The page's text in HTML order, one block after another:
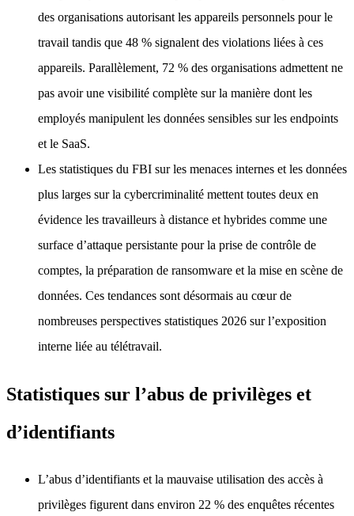
des organisations autorisant les appareils personnels pour le
travail tandis que 48 % signalent des violations liées à ces
appareils. Parallèlement, 72 % des organisations admettent ne
pas avoir une visibilité complète sur la manière dont les
employés manipulent les données sensibles sur les endpoints
et le SaaS.
Les statistiques du FBI sur les menaces internes et les données
plus larges sur la cybercriminalité mettent toutes deux en
évidence les travailleurs à distance et hybrides comme une
surface d’attaque persistante pour la prise de contrôle de
comptes, la préparation de ransomware et la mise en scène de
données. Ces tendances sont désormais au cœur de
nombreuses perspectives statistiques 2026 sur l’exposition
interne liée au télétravail.
Statistiques sur l’abus de privilèges et
d’identifiants
L’abus d’identifiants et la mauvaise utilisation des accès à
privilèges figurent dans environ 22 % des enquêtes récentes